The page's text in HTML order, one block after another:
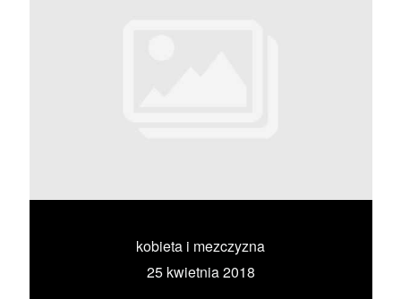
kobieta i mezczyzna
25 kwietnia 2018
UMÓW SIĘ ZE MNĄ →